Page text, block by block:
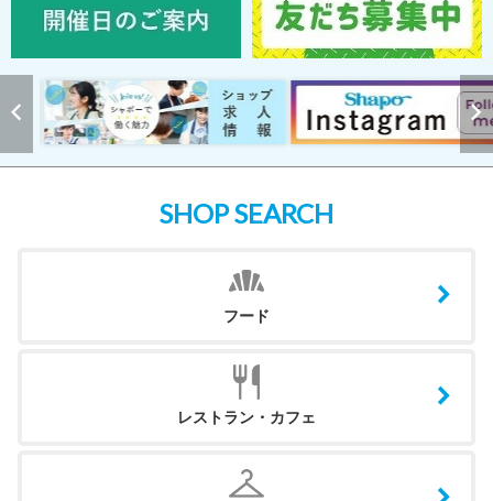
SHOP SEARCH
フード
レストラン・カフェ